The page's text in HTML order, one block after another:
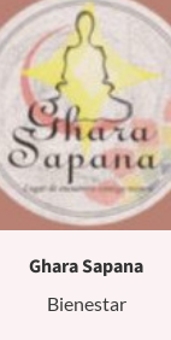
Ghara Sapana
Bienestar